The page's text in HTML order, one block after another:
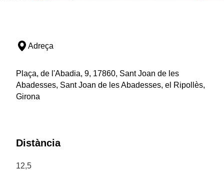
Adreça
Plaça, de l'Abadia, 9, 17860, Sant Joan de les
Abadesses, Sant Joan de les Abadesses, el Ripollès,
Girona
Distància
12,5